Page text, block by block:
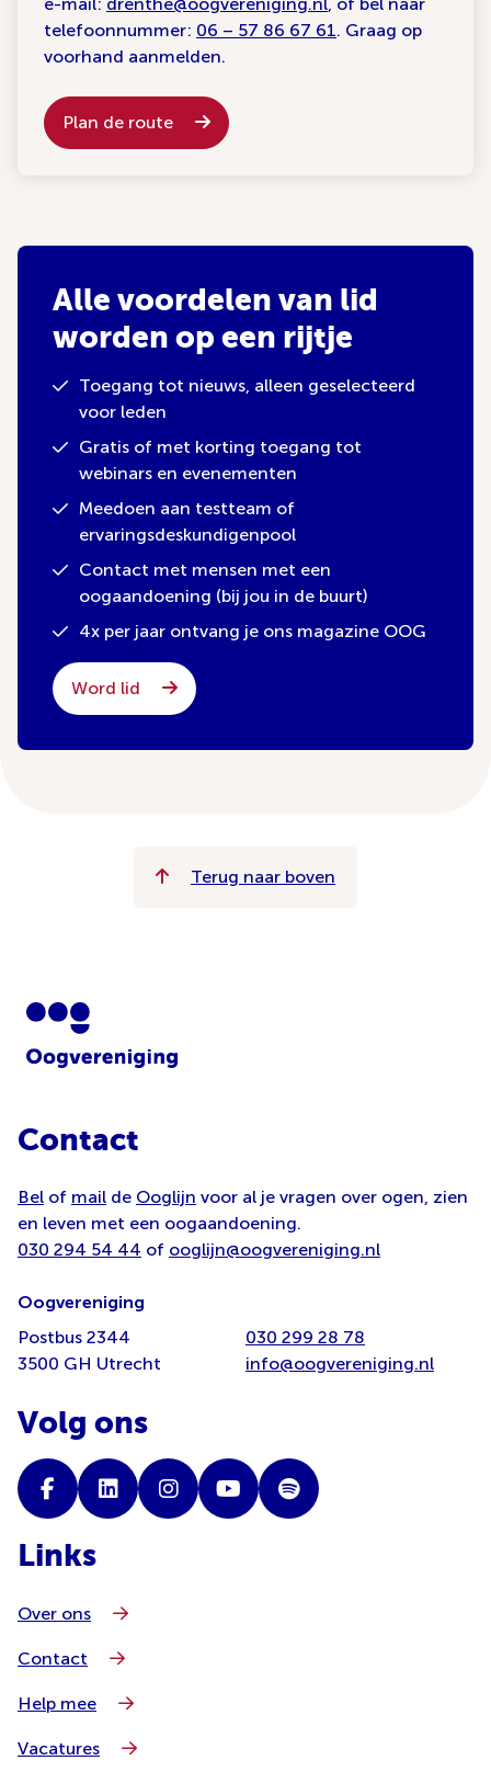
telefoonnummer: 06 – 57 86 67 61. Graag op
voorhand aanmelden.
Plan de route
Alle voordelen van lid
worden op een rijtje
Toegang tot nieuws, alleen geselecteerd
voor leden
Gratis of met korting toegang tot
webinars en evenementen
Meedoen aan testteam of
ervaringsdeskundigenpool
Contact met mensen met een
oogaandoening (bij jou in de buurt)
4x per jaar ontvang je ons magazine OOG
Word lid
Terug naar boven
Contact
Bel of mail de Ooglijn voor al je vragen over ogen, zien
en leven met een oogaandoening.
030 294 54 44 of ooglijn@oogvereniging.nl
Oogvereniging
Postbus 2344
3500 GH Utrecht
030 299 28 78
info@oogvereniging.nl
Volg ons
Links
Over ons
Contact
Help mee
Vacatures